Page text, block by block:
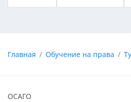
Главная Обучение на права
ОСАГО